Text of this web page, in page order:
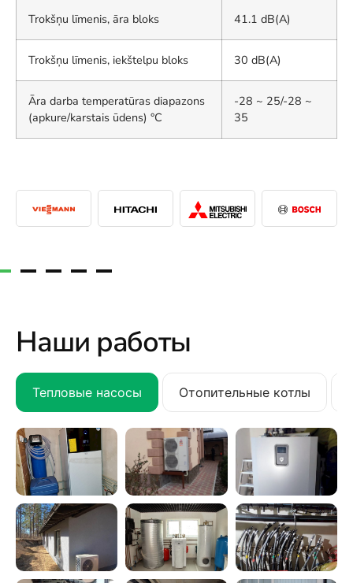
Trokšņu līmenis, āra bloks 41.1 dB(A)
Trokšņu līmenis, iekštelpu bloks 30 dB(A)
Āra darba temperatūras diapazons
(apkure/karstais ūdens) °C
-28 ~ 25/-28 ~
35
Наши работы
Тепловые насосы Отопительные котлы